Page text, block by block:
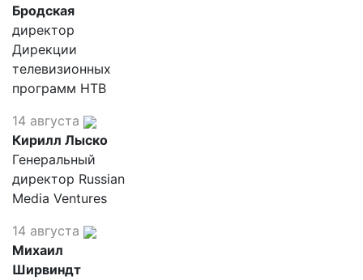
Бродская
директор
Дирекции
телевизионных
программ НТВ
14 августа
Кирилл Лыско
Генеральный
директор Russian
Media Ventures
14 августа
Михаил
Ширвиндт